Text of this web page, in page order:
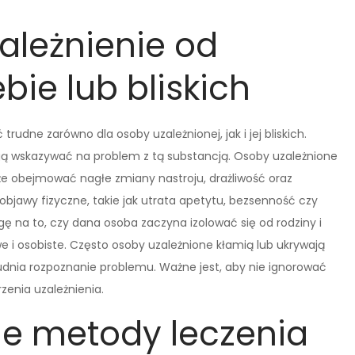
od
lub bliskich
zarówno dla osoby uzależnionej, jak i jej bliskich.
wskazywać na problem z tą substancją. Osoby uzależnione
nagłe zmiany nastroju, drażliwość oraz
fizyczne, takie jak utrata apetytu, bezsenność czy
na to, czy dana osoba zaczyna izolować się od rodziny i
i osobiste. Często osoby uzależnione kłamią lub ukrywają
rozpoznanie problemu. Ważne jest, aby nie ignorować
uzależnienia.
metody leczenia